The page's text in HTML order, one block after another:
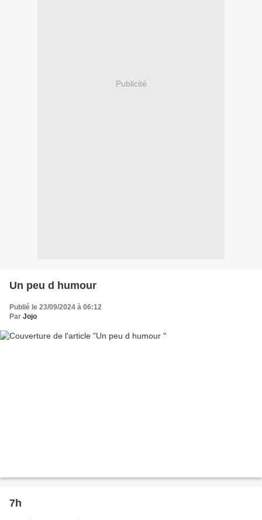
Publicité
Un peu d humour
Publié le 23/09/2024 à 06:12
Par Jojo
7h